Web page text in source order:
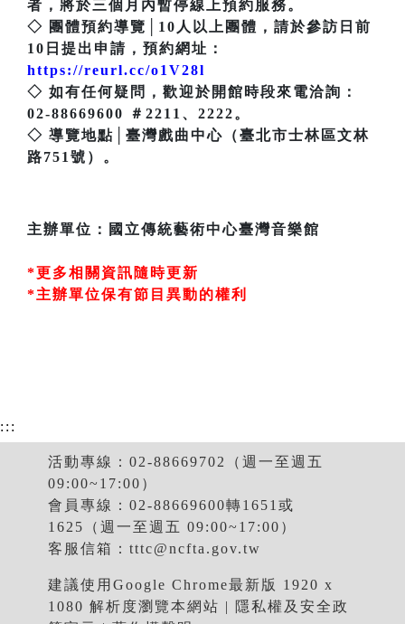
者，將於三個月內暫停線上預約服務。
◇ 團體預約導覽│10人以上團體，請於參訪日前
10日提出申請，預約網址：
https://reurl.cc/o1V28l
◇ 如有任何疑問，歡迎於開館時段來電洽詢：
02-88669600 ＃2211、2222。
◇ 導覽地點│臺灣戲曲中心（臺北市士林區文林
路751號）。
主辦單位：國立傳統藝術中心臺灣音樂館
*更多相關資訊隨時更新
*主辦單位保有節目異動的權利
:::
活動專線：02-88669702（週一至週五
09:00~17:00）
會員專線：02-88669600轉1651或
1625（週一至週五 09:00~17:00）
客服信箱： tttc@ncfta.gov.tw
建議使用Google Chrome最新版 1920 x
1080 解析度瀏覽本網站 |
隱私權及安全政